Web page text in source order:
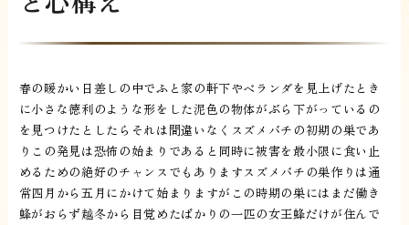
春の暖かい日差しの中でふと家の軒下やベランダを見上げたとき
に小さな徳利のような形をした泥色の物体がぶら下がっているの
を見つけたとしたらそれは間違いなくスズメバチの初期の巣であ
りこの発見は恐怖の始まりであると同時に被害を最小限に食い止
めるための絶好のチャンスでもありますスズメバチの巣作りは通
常四月から五月にかけて始まりますがこの時期の巣にはまだ働き
蜂がおらず越冬から目覚めたばかりの一匹の女王蜂だけが住んで